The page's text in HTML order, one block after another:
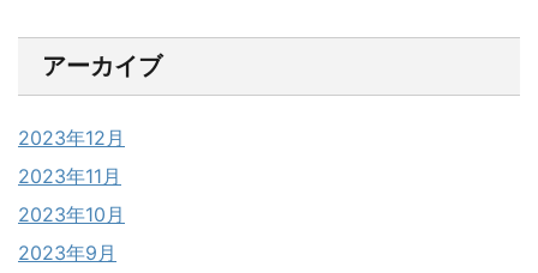
アーカイブ
2023年12月
2023年11月
2023年10月
2023年9月